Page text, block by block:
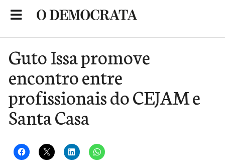
Guto Issa promove
encontro entre
profissionais do CEJAM e
Santa Casa